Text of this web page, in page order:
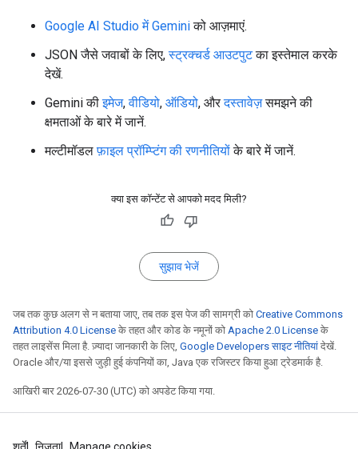
Google AI Studio में Geminiको आज़माएं.
JSON जैसे जवाबों के लिए,स्ट्रक्चर्ड आउटपुटका इस्तेमाल करके
देखें.
Gemini कीइमेज,वीडियो, ऑडियो, औरदस्तावेज़समझने की
क्षमताओं के बारे में जानें.
मल्टीमॉडलफ़ाइल प्रॉम्प्टिंग की रणनीतियोंके बारे में जानें.
क्या इस कॉन्टेंट से आपको मदद मिली?
सुझाव भेजें
जब तक कुछ अलग से न बताया जाए, तब तक इस पेज की सामग्री को Creative Commons
Attribution 4.0 License के तहत और कोड के नमूनों को Apache 2.0 License के
तहत लाइसेंस मिला है. ज़्यादा जानकारी के लिए, Google Developers साइट नीतियां देखें.
Oracle और/या इससे जुड़ी हुई कंपनियों का, Java एक रजिस्टर किया हुआ ट्रेडमार्क है.
आखिरी बार 2026-07-30 (UTC) को अपडेट किया गया.